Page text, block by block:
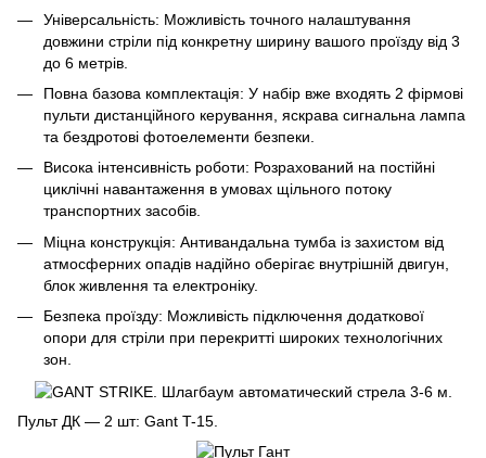
Універсальність: Можливість точного налаштування
довжини стріли під конкретну ширину вашого проїзду від 3
до 6 метрів.
Повна базова комплектація: У набір вже входять 2 фірмові
пульти дистанційного керування, яскрава сигнальна лампа
та бездротові фотоелементи безпеки.
Висока інтенсивність роботи: Розрахований на постійні
циклічні навантаження в умовах щільного потоку
транспортних засобів.
Міцна конструкція: Антивандальна тумба із захистом від
атмосферних опадів надійно оберігає внутрішній двигун,
блок живлення та електроніку.
Безпека проїзду: Можливість підключення додаткової
опори для стріли при перекритті широких технологічних
зон.
Пульт ДК — 2 шт: Gant T-15.